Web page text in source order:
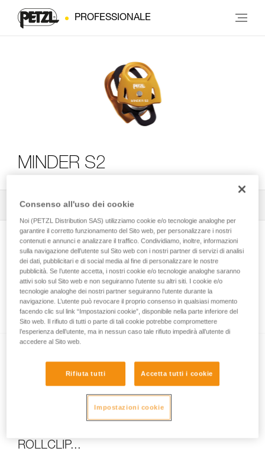
PROFESSIONALE
MINDER S2
Tutti i consigli tecnici 2
Come calcolare il rapporto del paranco
Test di efficacia e rendimento di un paranco
ROLLCLIP...
Consenso all'uso dei cookie
Noi (PETZL Distribution SAS) utilizziamo cookie e/o tecnologie analoghe per
garantire il corretto funzionamento del Sito web, per personalizzare i nostri
contenuti e annunci e analizzare il traffico. Condividiamo, inoltre, informazioni
sulla navigazione dell’utente sul Sito web con i nostri partner di servizi di analisi
dei dati, pubblicitari e di social media al fine di personalizzare le nostre
pubblicità. Se l’utente accetta, i nostri cookie e/o tecnologie analoghe saranno
attivi solo sul Sito web e non seguiranno l’utente su altri siti. I cookie e/o
tecnologie analoghe dei nostri partner seguiranno l’utente durante la
navigazione. L’utente può revocare il proprio consenso in qualsiasi momento
facendo clic sul link “Impostazioni cookie”, disponibile nella parte inferiore del
Sito web. Il rifiuto di tutti o parte di tali cookie potrebbe compromettere
l’esperienza dell’utente, ma in nessun caso tale rifiuto impedirà all’utente di
accedere al Sito web.
Rifiuta tutti Accetta tutti i cookie
Impostazioni cookie